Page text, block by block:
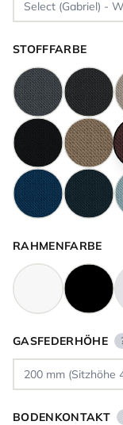
STOFFFARBE
RAHMENFARBE
GASFEDERHÖHE
BODENKONTAKT